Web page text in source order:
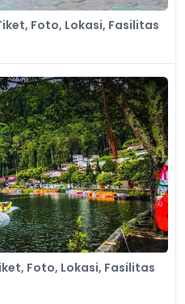
Foto, Lokasi, Fasilitas
Foto, Lokasi, Fasilitas